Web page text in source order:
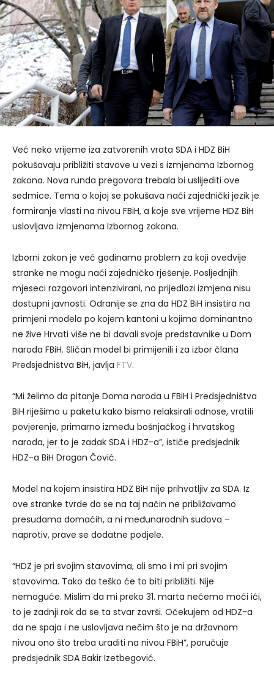
Već neko vrijeme iza zatvorenih vrata SDA i HDZ BiH
pokušavaju približiti stavove u vezi s izmjenama Izbornog
zakona. Nova runda pregovora trebala bi uslijediti ove
sedmice. Tema o kojoj se pokušava naći zajednički jezik je
formiranje vlasti na nivou FBiH, a koje sve vrijeme HDZ BiH
uslovljava izmjenama Izbornog zakona.
Izborni zakon je već godinama problem za koji ovedvije
stranke ne mogu naći zajedničko rješenje. Posljednjih
mjeseci razgovori intenzivirani, no prijedlozi izmjena nisu
dostupni javnosti. Odranije se zna da HDZ BiH insistira na
primjeni modela po kojem kantoni u kojima dominantno
ne žive Hrvati više ne bi davali svoje predstavnike u Dom
naroda FBiH. Sličan model bi primijenili i za izbor člana
Predsjedništva BiH, javlja FTV.
“Mi želimo da pitanje Doma naroda u FBiH i Predsjedništva
BiH riješimo u paketu kako bismo relaksirali odnose, vratili
povjerenje, primarno između bošnjačkog i hrvatskog
naroda, jer to je zadak SDA i HDZ-a”, ističe predsjednik
HDZ-a BiH Dragan Čović.
Model na kojem insistira HDZ BiH nije prihvatljiv za SDA. Iz
ove stranke tvrde da se na taj način ne približavamo
presudama domaćih, a ni međunarodnih sudova –
naprotiv, prave se dodatne podjele.
“HDZ je pri svojim stavovima, ali smo i mi pri svojim
stavovima. Tako da teško će to biti približiti. Nije
nemoguće. Mislim da mi preko 31. marta nećemo moći ići,
to je zadnji rok da se ta stvar završi. Očekujem od HDZ-a
da ne spaja i ne uslovljava nečim što je na državnom
nivou ono što treba uraditi na nivou FBiH”, poručuje
predsjednik SDA Bakir Izetbegović.